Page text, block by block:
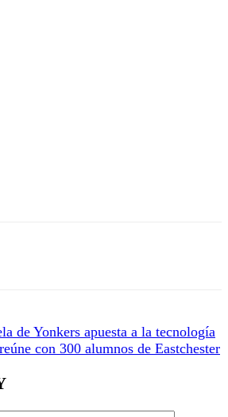
de Yonkers apuesta a la tecnología
con 300 alumnos de Eastchester